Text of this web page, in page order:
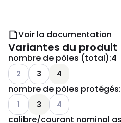
Voir la documentation
Variantes du produit
nombre de pôles (total):4
Voir les options disponibles
2 3 4
nombre de pôles protégés:
Voir les options disponibles
1 3 Voir les options
4
calibre/courant nominal